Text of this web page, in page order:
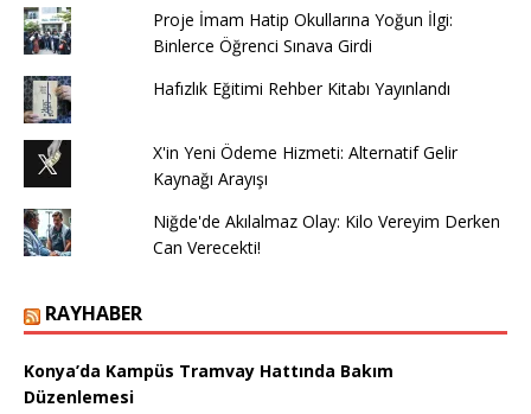
Proje İmam Hatip Okullarına Yoğun İlgi:
Binlerce Öğrenci Sınava Girdi
Hafızlık Eğitimi Rehber Kitabı Yayınlandı
X'in Yeni Ödeme Hizmeti: Alternatif Gelir
Kaynağı Arayışı
Niğde'de Akılalmaz Olay: Kilo Vereyim Derken
Can Verecekti!
RAYHABER
Konya’da Kampüs Tramvay Hattında Bakım
Düzenlemesi